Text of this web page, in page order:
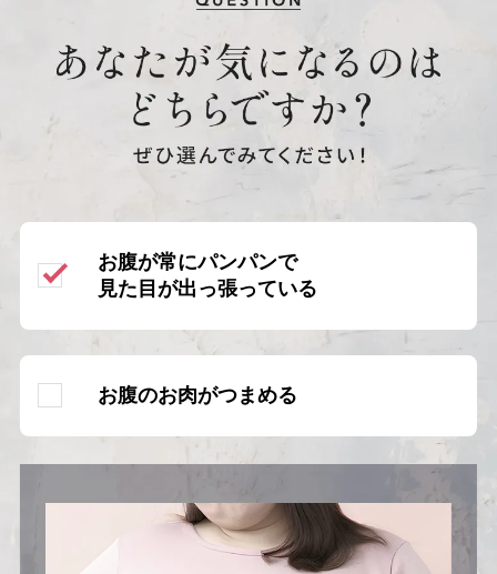
お腹が常にパンパンで
見た目が出っ張っている
お腹のお肉がつまめる